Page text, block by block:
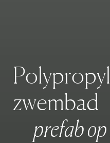
Polypropyl
zwembad
prefabop